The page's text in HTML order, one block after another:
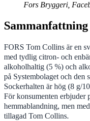
Fors Bryggeri,
Sammanfattning
FORS Tom Collins är en
med tydlig citron- och
alkoholhaltig (5 %) och
på Systembolaget och den
Sockerhalten är hög (8 g/
För konsumenten erbjuder
hemmablandning, men
tillagad Tom Collins.